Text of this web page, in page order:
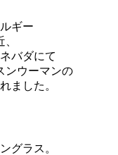
ギー
バダにて
ンウーマンの
ました。
グラス。